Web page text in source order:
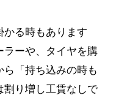
る時もあります
ラーや、タイヤを購
「持ち込みの時も
割り増し工賃なしで